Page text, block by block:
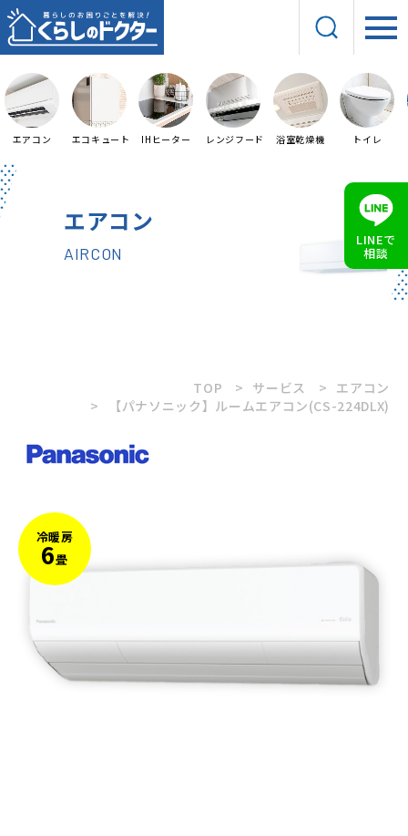
エアコン エコキュート IHヒーター レンジフード 浴室乾燥機 トイレ
エアコン
AIRCON
TOP サービス
エアコン
【パナソニック】ルームエアコン(CS-224DLX)
冷暖房
6畳
LINEで
相談